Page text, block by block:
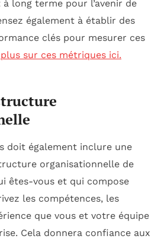
à long terme pour l’avenir de
également à établir des
clés pour mesurer ces
sur ces métriques ici.
doit également inclure une
organisationnelle de
êtes-vous et qui compose
les compétences, les
que vous et votre équipe
Cela donnera confiance aux